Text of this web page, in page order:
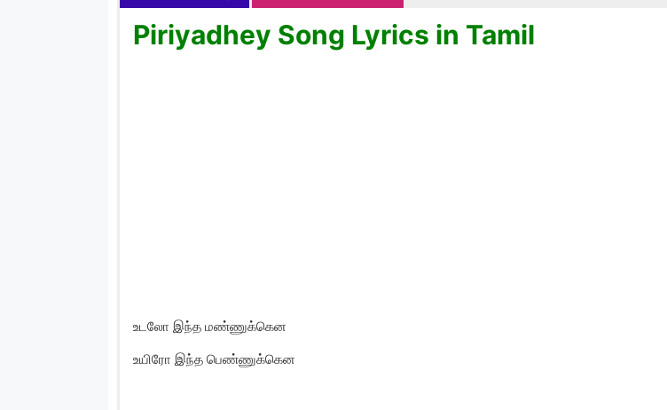
Piriyadhey Song Lyrics in Tamil
உடலோ இந்த மண்ணுக்கென
உயிரோ இந்த பெண்ணுக்கென